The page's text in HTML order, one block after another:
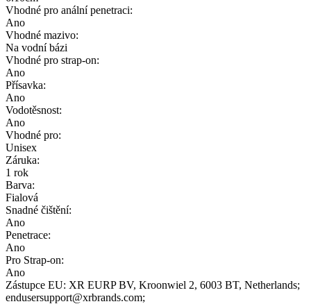
Vhodné pro anální penetraci:
Ano
Vhodné mazivo:
Na vodní bázi
Vhodné pro strap-on:
Ano
Přísavka:
Ano
Vodotěsnost:
Ano
Vhodné pro:
Unisex
Záruka:
1 rok
Barva:
Fialová
Snadné čištění:
Ano
Penetrace:
Ano
Pro Strap-on:
Ano
Zástupce EU: XR EURP BV, Kroonwiel 2, 6003 BT, Netherlands;
endusersupport@xrbrands.com;